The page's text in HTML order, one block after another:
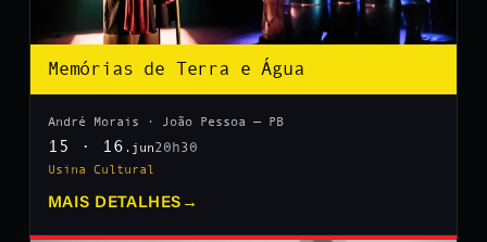
Memórias de Terra e Água
André Morais · João Pessoa — PB
15 · 16 .jun20h30
Usina Cultural
MAIS DETALHES →